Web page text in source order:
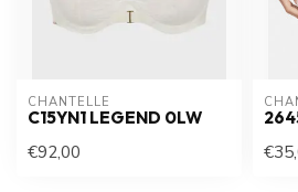
CHANTELLE
C15YN1 LEGEND 0LW
€92,00